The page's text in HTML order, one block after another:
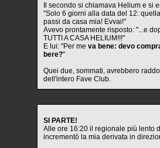
Il secondo si chiamava Helium e si
"Solo 6 giorni alla data del 12:
passi da casa mia! Evvai!"
Avevo prontamente risposto: "...e
TUTTI A CASA HELIUM!!!"
E lui: "Per me va bene: devo
bere?"
Quei due, sommati, avrebbero
dell'intero Fave Club.
SI PARTE!
Alle ore 16:20 il regionale più lento
incrementò la mia derivata in